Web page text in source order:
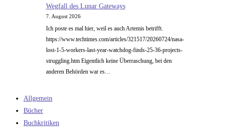
Wegfall des Lunar Gateways
7. August 2026
Ich poste es mal hier, weil es auch Artemis betrifft.
https://www.techtimes.com/articles/321517/20260724/nasa-
lost-1-5-workers-last-year-watchdog-finds-25-36-projects-
struggling.htm Eigentlich keine Überraschung, bei den
anderen Behörden war es…
Allgemein
Bücher
Buchkritiken